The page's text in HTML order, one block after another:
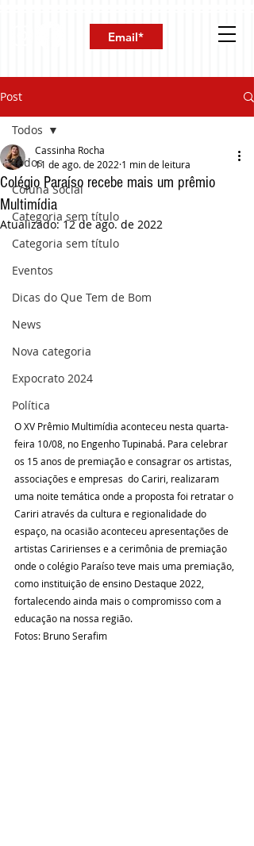
Post
Todos
Coluna Social
Categoria sem título
Categoria sem título
Eventos
Dicas do Que Tem de Bom
News
Nova categoria
Expocrato 2024
Política
Todos
Colégio Paraíso recebe mais um prêmio
Multimídia
Cassinha Rocha
11 de ago. de 2022 1 min de leitura
Atualizado:12 de ago. de 2022
O XV Prêmio Multimídia aconteceu nesta quarta-
feira 10/08, no Engenho Tupinabá. Para celebrar
os 15 anos de premiação e consagrar os artistas,
associações e empresas  do Cariri, realizaram
uma noite temática onde a proposta foi retratar o
Cariri através da cultura e regionalidade do
espaço, na ocasião aconteceu apresentações de
artistas Caririenses e a cerimônia de premiação
onde o colégio Paraíso teve mais uma premiação,
como instituição de ensino Destaque 2022,
fortalecendo ainda mais o compromisso com a
educação na nossa região.
Fotos: Bruno Serafim